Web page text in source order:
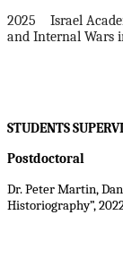
2025 Israel
and Internal Wars
STUDENTS
Postdoctoral
Dr. Peter Martin,
Historiography”,